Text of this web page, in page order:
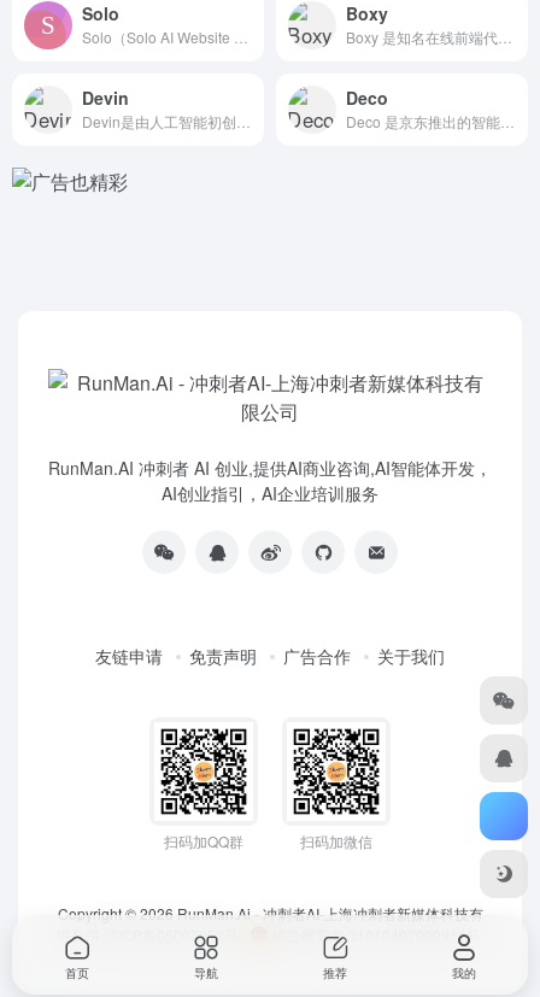
Solo Boxy
Devin Deco
RunMan.AI 冲刺者 AI 创业,提供AI商业咨询,AI智能体开发，
AI创业指引，AI企业培训服务
友链申请 免责声明 广告合作 关于我们
扫码加QQ群 扫码加微信
Copyright © 2026 RunMan.Ai - 冲刺者AI-上海冲刺者新媒体科技有
限公司
沪ICP备05007953号 沪公网安备 31010402000911号
首页 导航 推荐 我的